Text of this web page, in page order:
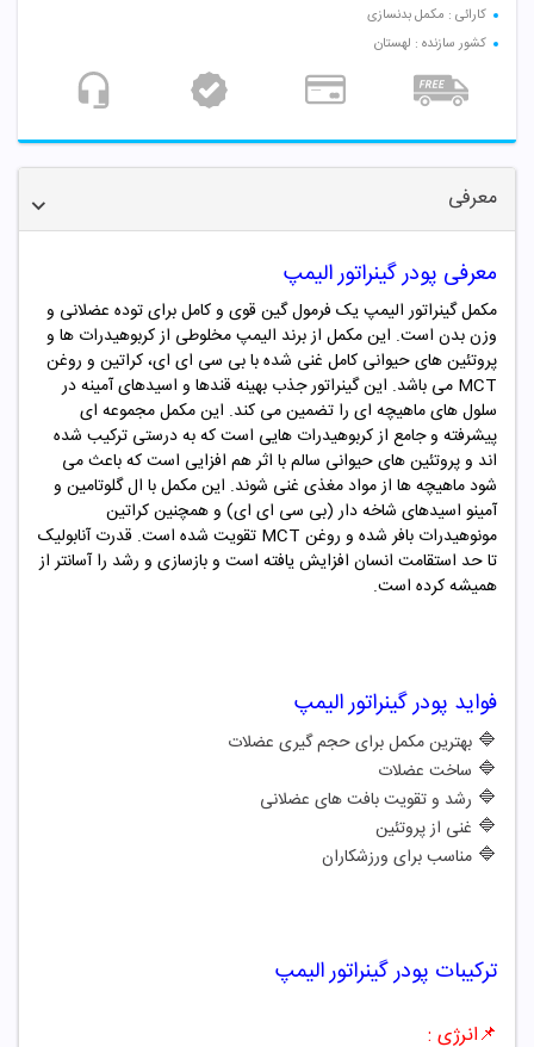
کارائی : مکمل بدنسازی
کشور سازنده : لهستان
معرفی
معرفی پودر گینراتور الیمپ
مکمل گینراتور الیمپ یک فرمول گین قوی و کامل برای توده عضلانی و
وزن بدن است. این مکمل از برند الیمپ مخلوطی از کربوهیدرات ها و
پروتئین های حیوانی کامل غنی شده با بی سی ای ای، کراتین و روغن
MCT می باشد. این گینراتور جذب بهینه قندها و اسیدهای آمینه در
سلول های ماهیچه ای را تضمین می کند. این مکمل مجموعه ای
پیشرفته و جامع از کربوهیدرات هایی است که به درستی ترکیب شده
اند و پروتئین های حیوانی سالم با اثر هم افزایی است که باعث می
شود ماهیچه ها از مواد مغذی غنی شوند. این مکمل با ال گلوتامین و
آمینو اسیدهای شاخه دار (بی سی ای ای) و همچنین کراتین
مونوهیدرات بافر شده و روغن MCT تقویت شده است. قدرت آنابولیک
تا حد استقامت انسان افزایش یافته است و بازسازی و رشد را آسانتر از
همیشه کرده است.
فواید پودر گینراتور الیمپ
🔷 بهترین مکمل برای حجم گیری عضلات
🔷 ساخت عضلات
🔷 رشد و تقویت بافت های عضلانی
🔷 غنی از پروتئین
🔷 مناسب برای ورزشکاران
ترکیبات پودر گینراتور الیمپ
📌انرژی :